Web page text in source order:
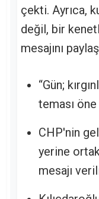
çekti. Ayrıca,
değil, bir
mesajını
“Gün;
teması öne
CHP'nin
yerine
mesajı